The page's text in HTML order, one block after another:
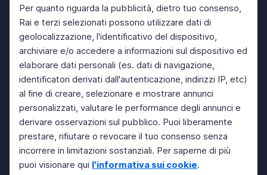
Per quanto riguarda la pubblicità, dietro tuo consenso,
Rai e terzi selezionati possono utilizzare dati di
geolocalizzazione, l'identificativo del dispositivo,
archiviare e/o accedere a informazioni sul dispositivo ed
elaborare dati personali (es. dati di navigazione,
identificatori derivati dall'autenticazione, indirizzi IP, etc)
al fine di creare, selezionare e mostrare annunci
personalizzati, valutare le performance degli annunci e
derivare osservazioni sul pubblico. Puoi liberamente
prestare, rifiutare o revocare il tuo consenso senza
incorrere in limitazioni sostanziali. Per saperne di più
puoi visionare qui l'informativa sui cookie.